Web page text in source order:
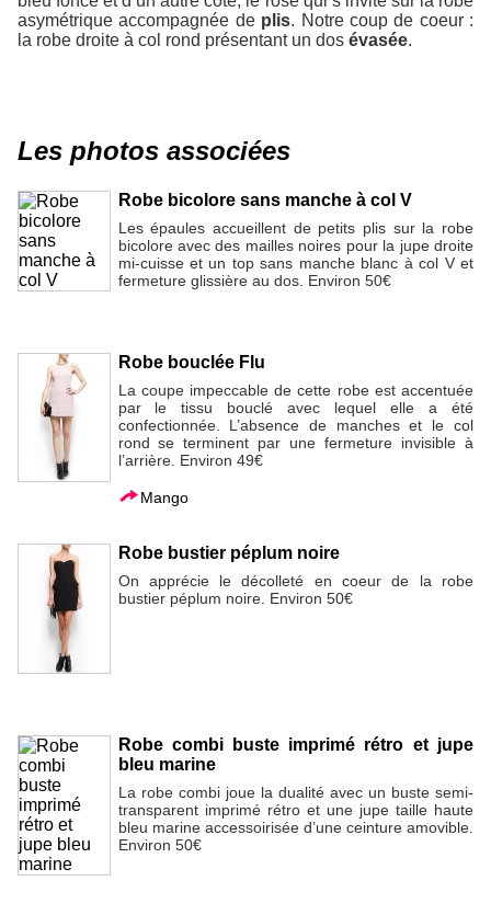
asymétrique accompagnée de plis. Notre coup de coeur :
la robe droite à col rond présentant un dos évasée.
Les photos associées
Robe bicolore sans manche à col V
Les épaules accueillent de petits plis sur la robe
bicolore avec des mailles noires pour la jupe droite
mi-cuisse et un top sans manche blanc à col V et
fermeture glissière au dos. Environ 50€
Robe bouclée Flu
La coupe impeccable de cette robe est accentuée
par le tissu bouclé avec lequel elle a été
confectionnée. L’absence de manches et le col
rond se terminent par une fermeture invisible à
l’arrière. Environ 49€
Mango
Robe bustier péplum noire
On apprécie le décolleté en coeur de la robe
bustier péplum noire. Environ 50€
Robe combi buste imprimé rétro et jupe
bleu marine
La robe combi joue la dualité avec un buste semi-
transparent imprimé rétro et une jupe taille haute
bleu marine accessoirisée d’une ceinture amovible.
Environ 50€